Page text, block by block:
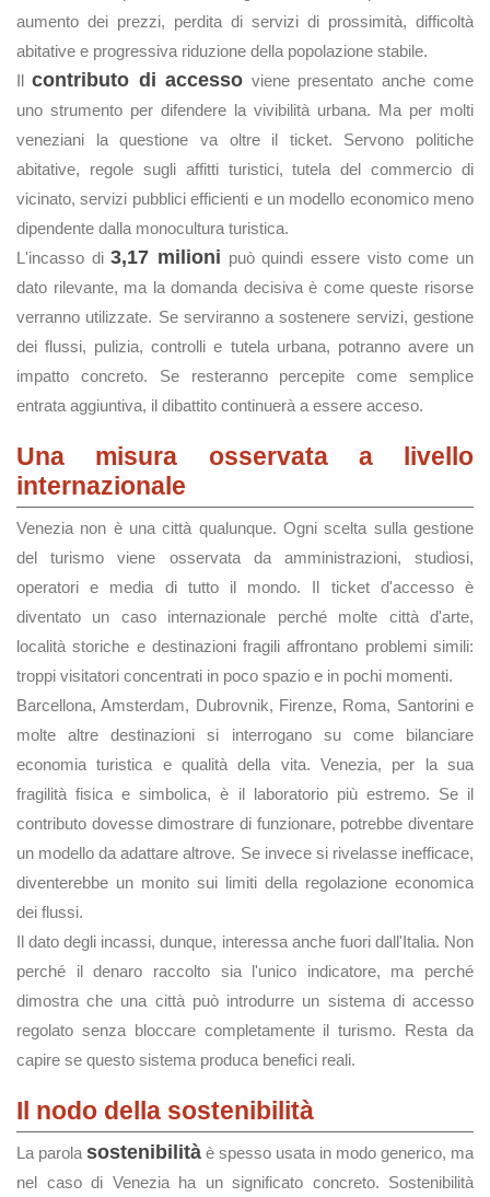
aumento dei prezzi, perdita di servizi di prossimità, difficoltà
abitative e progressiva riduzione della popolazione stabile.
Ilcontributo di accesso viene presentato anche come
uno strumento per difendere la vivibilità urbana. Ma per molti
veneziani la questione va oltre il ticket. Servono politiche
abitative, regole sugli affitti turistici, tutela del commercio di
vicinato, servizi pubblici efficienti e un modello economico meno
dipendente dalla monocultura turistica.
L'incasso di3,17 milioni può quindi essere visto come un
dato rilevante, ma la domanda decisiva è come queste risorse
verranno utilizzate. Se serviranno a sostenere servizi, gestione
dei flussi, pulizia, controlli e tutela urbana, potranno avere un
impatto concreto. Se resteranno percepite come semplice
entrata aggiuntiva, il dibattito continuerà a essere acceso.
Una misura osservata a livello
internazionale
Venezia non è una città qualunque. Ogni scelta sulla gestione
del turismo viene osservata da amministrazioni, studiosi,
operatori e media di tutto il mondo. Il ticket d'accesso è
diventato un caso internazionale perché molte città d'arte,
località storiche e destinazioni fragili affrontano problemi simili:
troppi visitatori concentrati in poco spazio e in pochi momenti.
Barcellona, Amsterdam, Dubrovnik, Firenze, Roma, Santorini e
molte altre destinazioni si interrogano su come bilanciare
economia turistica e qualità della vita. Venezia, per la sua
fragilità fisica e simbolica, è il laboratorio più estremo. Se il
contributo dovesse dimostrare di funzionare, potrebbe diventare
un modello da adattare altrove. Se invece si rivelasse inefficace,
diventerebbe un monito sui limiti della regolazione economica
dei flussi.
Il dato degli incassi, dunque, interessa anche fuori dall'Italia. Non
perché il denaro raccolto sia l'unico indicatore, ma perché
dimostra che una città può introdurre un sistema di accesso
regolato senza bloccare completamente il turismo. Resta da
capire se questo sistema produca benefici reali.
Il nodo della sostenibilità
La parola sostenibilità è spesso usata in modo generico, ma
nel caso di Venezia ha un significato concreto. Sostenibilità